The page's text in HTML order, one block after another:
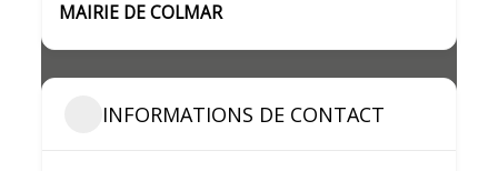
MAIRIE DE COLMAR
INFORMATIONS DE CONTACT